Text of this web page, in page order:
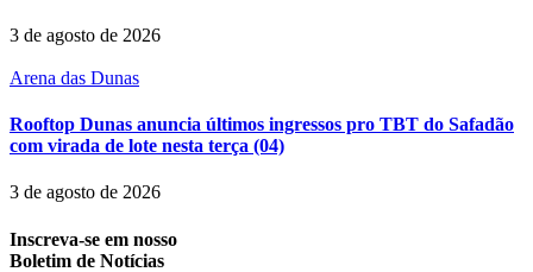
3 de agosto de 2026
Arena das Dunas
Rooftop Dunas anuncia últimos ingressos pro TBT do Safadão
com virada de lote nesta terça (04)
3 de agosto de 2026
Inscreva-se em nosso
Boletim de Notícias